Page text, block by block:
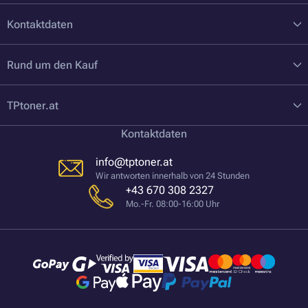
Kontaktdaten
Rund um den Kauf
TPtoner.at
Kontaktdaten
info@tptoner.at
Wir antworten innerhalb von 24 Stunden
+43 670 308 2327
Mo.-Fr. 08:00-16:00 Uhr